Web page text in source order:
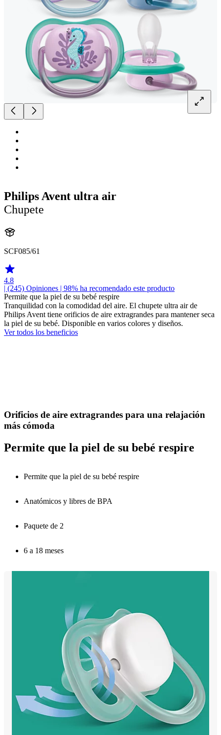
Philips Avent ultra air
Chupete
SCF085/61
4.8
| (245) Opiniones | 98% ha recomendado este producto
Permite que la piel de su bebé respire
Tranquilidad con la comodidad del aire. El chupete ultra air de
Philips Avent tiene orificios de aire extragrandes para mantener seca
la piel de su bebé. Disponible en varios colores y diseños.
Ver todos los beneficios
Orificios de aire extragrandes para una relajación
más cómoda
Permite que la piel de su bebé respire
Permite que la piel de su bebé respire
Anatómicos y libres de BPA
Paquete de 2
6 a 18 meses